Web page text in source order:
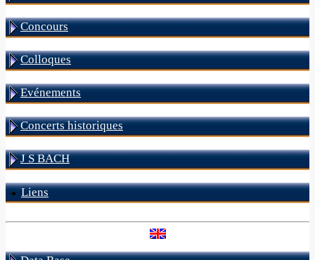
Concours
Colloques
Evénements
Concerts historiques
J S BACH
Liens